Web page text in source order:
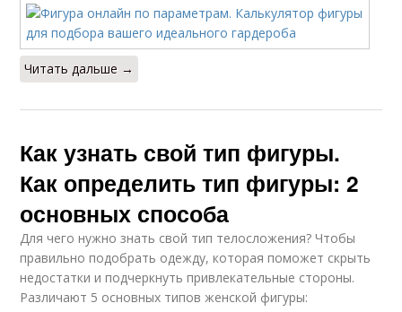
Читать дальше →
Как узнать свой тип фигуры.
Как определить тип фигуры: 2
основных способа
Для чего нужно знать свой тип телосложения? Чтобы
правильно подобрать одежду, которая поможет скрыть
недостатки и подчеркнуть привлекательные стороны.
Различают 5 основных типов женской фигуры: